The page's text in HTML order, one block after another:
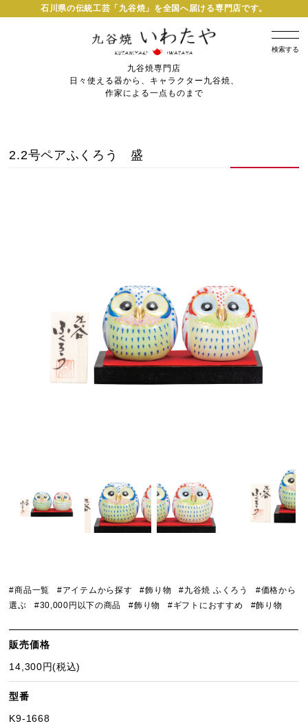
石川県の伝統工芸「九谷焼」を全国へ届ける専門店です。
検索する
九谷焼専門店
日々使える器から、キャラクター九谷焼、
作家による一点ものまで
2.2号ペアふくろう 盛
#商品一覧 #アイテムから探す #飾り物 #九谷焼 ふくろう
#価格から
選ぶ
#30,000円以下の商品 #飾り物 #ギフトにおすすめ #飾り物
販売価格
14,300円(税込)
型番
K9-1668